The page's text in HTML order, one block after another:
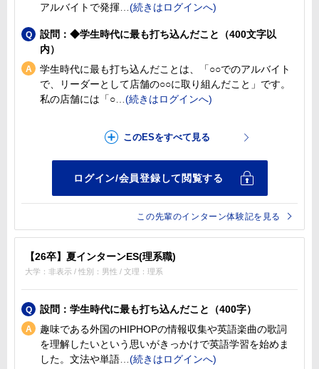
アルバイトで発揮
設問：◆学生時代に最も打ち込んだこと（400文字以
内）
学生時代に最も打ち込んだことは、「○○でのアルバイト
で、リーダーとして店舗の○○に取り組んだこと」です。
私の店舗には「○
この先輩のインターン体験記を見る
【26卒】夏インターンES(理系職)
大学：非表示 / 性別：男性 / 文理：理系
設問：学生時代に最も打ち込んだこと（400字）
趣味である外国のHIPHOPの情報収集や英語楽曲の歌詞
を理解したいという思いがきっかけで英語学習を始めま
した。文法や単語